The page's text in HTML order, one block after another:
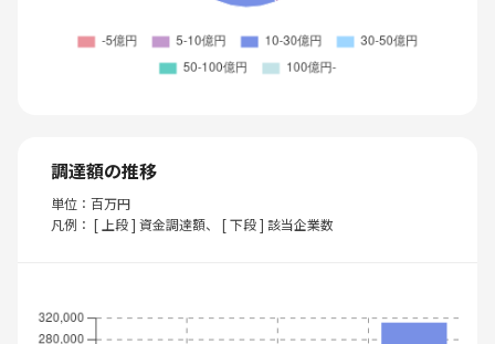
調達額の推移
単位：百万円
凡例： [ 上段 ] 資金調達額、 [ 下段 ] 該当企業数